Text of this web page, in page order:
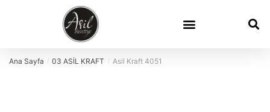
Ana Sayfa / 03 ASİL KRAFT / Asil Kraft 4051